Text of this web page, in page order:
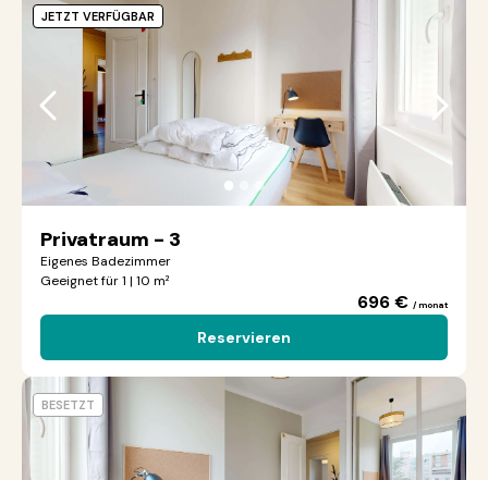
● ●
Privatraum - 3
Eigenes Badezimmer
Geeignet für 1 | 10 m²
696 € / monat
Reservieren
JETZT VERFÜGBAR
BESETZT